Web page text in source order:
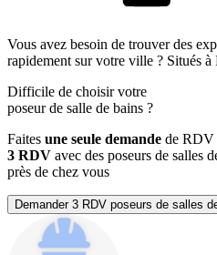
Vous avez besoin de trouver des
rapidement sur votre ville ? Situés à
Difficile de choisir votre
poseur de salle de bains ?
Faites une seule demande de RDV
3 RDV avec des poseurs de salles
près de chez vous
Demander 3 RDV poseurs de salles